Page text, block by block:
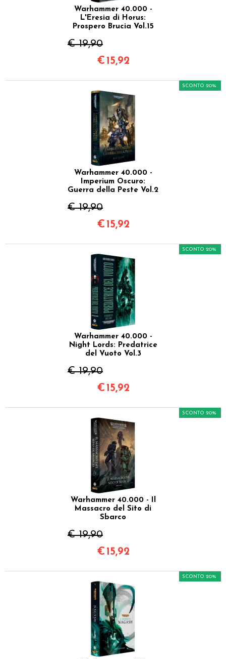
Warhammer 40.000 -
L'Eresia di Horus:
Prospero Brucia Vol.15
€ 19,90
€ 15,92
Warhammer 40.000 -
Imperium Oscuro:
Guerra della Peste Vol.2
€ 19,90
SCONTO 20%
€ 15,92
Warhammer 40.000 -
Night Lords: Predatrice
del Vuoto Vol.3
€ 19,90
SCONTO 20%
€ 15,92
Warhammer 40.000 - Il
Massacro del Sito di
Sbarco
€ 19,90
SCONTO 20%
€ 15,92
SCONTO 20%